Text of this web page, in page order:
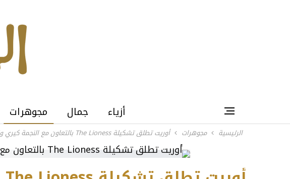
أزياء جمال مجوهرات
الرئيسية مجوهرات أوريت تطلق تشكيلة The Lioness بالتعاون مع النجمة كيري واشنطن